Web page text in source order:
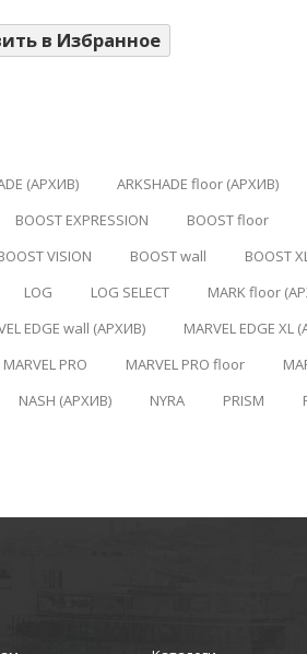
в Избранное
(АРХИВ) ARKSHADE floor (АРХИВ)
BOOST EXPRESSION BOOST floor
VISION BOOST wall BOOST
LOG LOG SELECT MARK floor
EDGE wall (АРХИВ) MARVEL EDGE XL
MARVEL PRO MARVEL PRO floor
NASH (АРХИВ) NYRA PRISM